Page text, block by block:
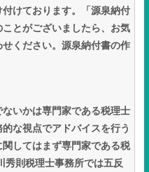
付けております。「源泉納付
とがございましたら、お気
ください。源泉納付書の作
いかは専門家である税理士
な視点でアドバイスを行う
してはまず専門家である税
秀則税理士事務所では五反